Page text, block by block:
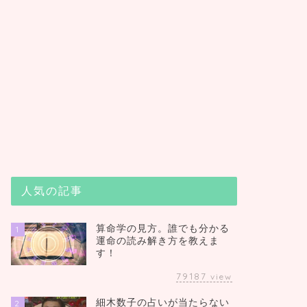
人気の記事
1
算命学の見方。誰でも分かる
運命の読み解き方を教えま
す！
79187 view
2 細木数子の占いが当たらない